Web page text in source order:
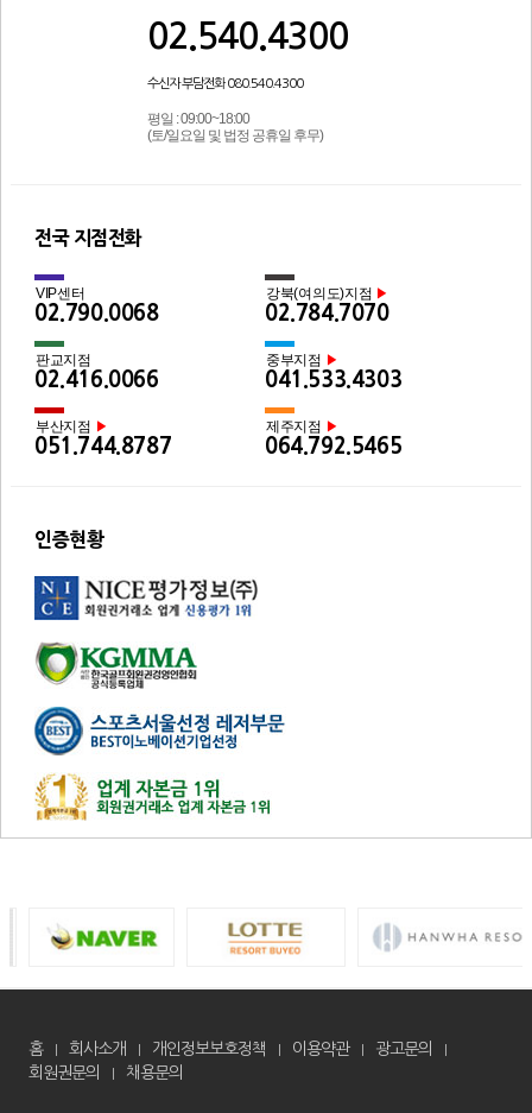
02.540.4300
수신자 부담전화 080.540.4300
평일 : 09:00~18:00
(토/일요일 및 법정 공휴일 후무)
전국 지점전화
VIP센터
02.790.0068
강북(여의도)지점 ▶
02.784.7070
판교지점
02.416.0066
중부지점 ▶
041.533.4303
부산지점 ▶
051.744.8787
제주지점 ▶
064.792.5465
인증현황
홈 회사소개 개인정보보호정책 이용약관
광고문의
회원권문의
채용문의